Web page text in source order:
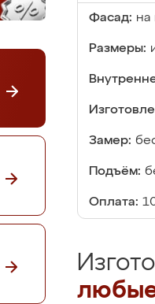
Фасад: на
Размеры:
Замер:
Подъём:
Оплата: